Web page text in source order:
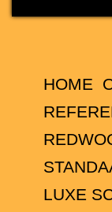
HOME
LUXE